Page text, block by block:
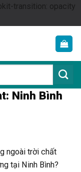
transition: opacity
Ninh Bình
ngoài trời chất
tại Ninh Bình?